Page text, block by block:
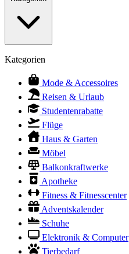
Kategorien
Mode & Accessoires
Reisen & Urlaub
Studentenrabatte
Flüge
Haus & Garten
Möbel
Balkonkraftwerke
Apotheke
Fitness & Fitnesscenter
Adventskalender
Schuhe
Elektronik & Computer
Tierbedarf